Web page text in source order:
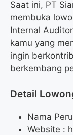
Saat ini, PT
membuka
Internal
kamu yang
ingin
berkembang
Detail
Nama
Website :